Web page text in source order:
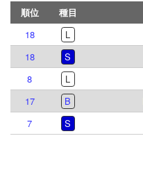
順位 種目
18
L
18
S
8
L
17
B
7
S